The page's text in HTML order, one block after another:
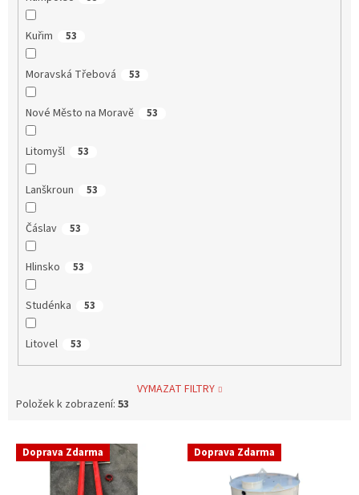
Kuřim 53
Moravská Třebová 53
Nové Město na Moravě 53
Litomyšl 53
Lanškroun 53
Čáslav 53
Hlinsko 53
Studénka 53
Litovel 53
VYMAZAT FILTRY
Položek k zobrazení: 53
V Doprava Zdarma Doprava Zdarma